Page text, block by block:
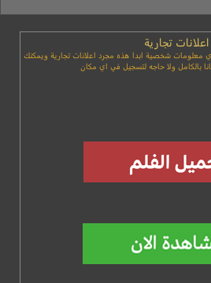
اعلانات تجارية
معلومات شخصية ابدا هذه مجرد اعلانات تجارية ويمكنك
بالكامل ولا حاجه لتسجيل في اي مكان